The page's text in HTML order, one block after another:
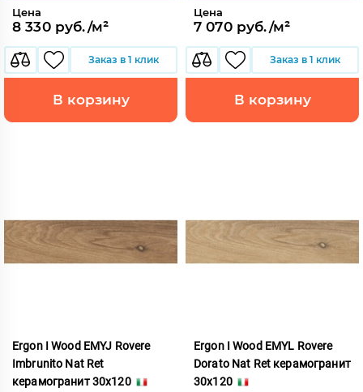
Цена
8 330 руб./м²
Заказ в 1 клик
В корзину
Цена
7 070 руб./м²
Заказ в 1 клик
В корзину
Ergon I Wood EMYJ Rovere
Imbrunito Nat Ret
керамогранит 30x120
Ergon I Wood EMYL Rovere
Dorato Nat Ret керамогранит
30x120